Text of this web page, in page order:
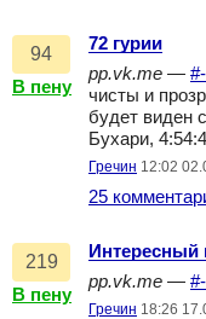
94
В пену
72 гурии
pp.vk.me —
чисты и
будет виден
Бухари,
Гречин 12:02
25
219
В пену
Интересный
pp.vk.me —
Гречин 18:26